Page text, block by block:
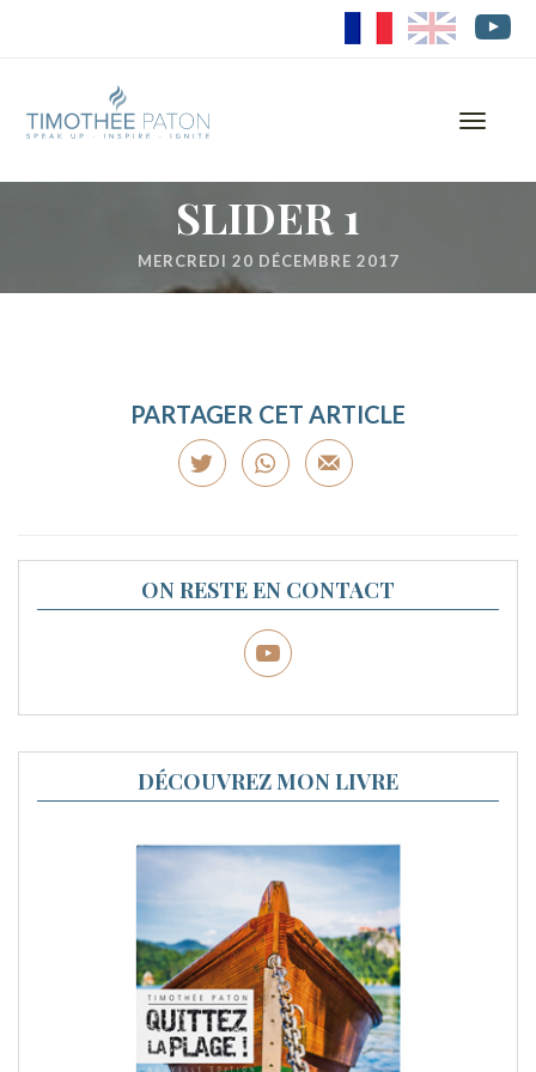
EN
Toggle
SLIDER 1
MERCREDI 20 DÉCEMBRE 2017
PARTAGER CET ARTICLE
ON RESTE EN CONTACT
DÉCOUVREZ MON LIVRE